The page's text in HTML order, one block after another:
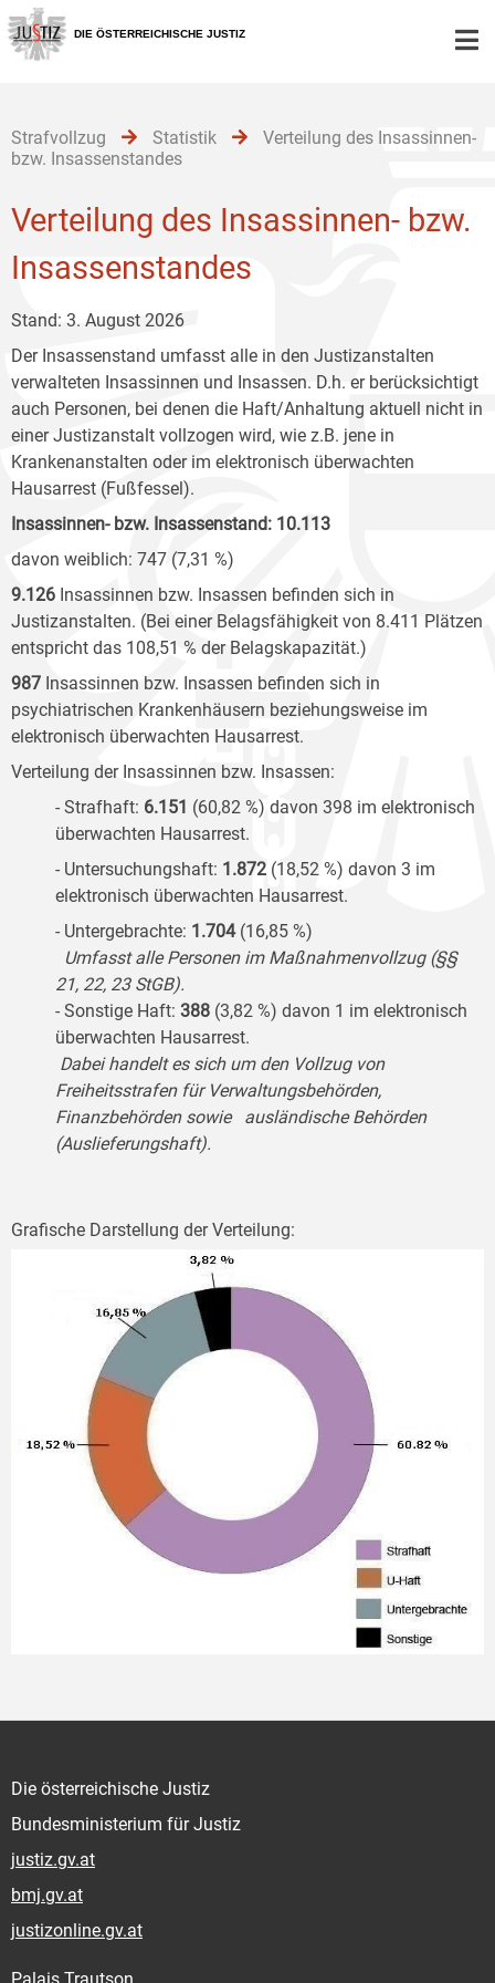
Zur
Hauptnavigation
[1]
Zum
Inhalt
[2]
Zum
Untermenü
[3]
DIE ÖSTERREICHISCHE JUSTIZ
Strafvollzug Statistik
Verteilung des Insassinnen-
bzw. Insassenstandes
Verteilung des Insassinnen- bzw.
Insassenstandes
Stand: 3. August 2026
Der Insassenstand umfasst alle in den Justizanstalten
verwalteten Insassinnen und Insassen. D.h. er berücksichtigt
auch Personen, bei denen die Haft/Anhaltung aktuell nicht in
einer Justizanstalt vollzogen wird, wie z.B. jene in
Krankenanstalten oder im elektronisch überwachten
Hausarrest (Fußfessel).
Insassinnen- bzw. Insassenstand: 10.113
davon weiblich: 747 (7,31 %)
9.126 Insassinnen bzw. Insassen befinden sich in
Justizanstalten. (Bei einer Belagsfähigkeit von 8.411 Plätzen
entspricht das 108,51 % der Belagskapazität.)
987 Insassinnen bzw. Insassen befinden sich in
psychiatrischen Krankenhäusern beziehungsweise im
elektronisch überwachten Hausarrest.
Verteilung der Insassinnen bzw. Insassen:
- Strafhaft: 6.151 (60,82 %) davon 398 im elektronisch
überwachten Hausarrest.
- Untersuchungshaft: 1.872 (18,52 %) davon 3 im
elektronisch überwachten Hausarrest.
- Untergebrachte: 1.704(16,85 %)
Umfasst alle Personen im Maßnahmenvollzug (§§
21, 22, 23 StGB).
- Sonstige Haft: 388 (3,82 %) davon 1 im elektronisch
überwachten Hausarrest.
Dabei handelt es sich um den Vollzug von
Freiheitsstrafen für Verwaltungsbehörden,
Finanzbehörden sowie ausländische Behörden
(Auslieferungshaft).
Grafische Darstellung der Verteilung:
Die österreichische Justiz
Bundesministerium für Justiz
justiz.gv.at
bmj.gv.at
justizonline.gv.at